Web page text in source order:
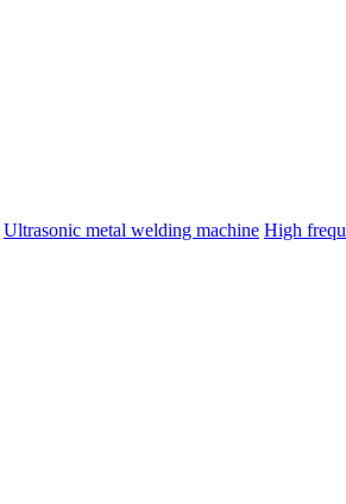
Ultrasonic metal welding machine High